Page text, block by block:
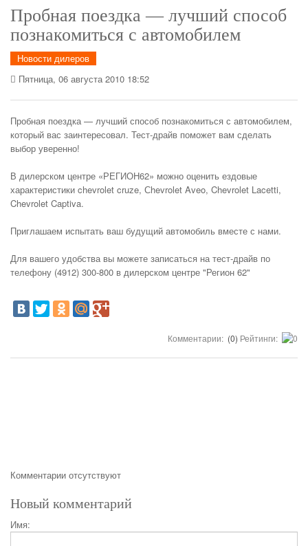
Пробная поездка — лучший способ
познакомиться с автомобилем
Новости дилеров
Пятница, 06 августа 2010 18:52
Пробная поездка — лучший способ познакомиться с автомобилем,
который вас заинтересовал. Тест-драйв поможет вам сделать
выбор уверенно!
В дилерском центре «РЕГИОН62» можно оценить ездовые
характеристики chevrolet cruze, Сhevrolet Aveo, Chevrolet Lacetti,
Chevrolet Captiva.
Приглашаем испытать ваш будущий автомобиль вместе с нами.
Для вашего удобства вы можете записаться на тест-драйв по
телефону (4912) 300-800 в дилерском центре "Регион 62"
Комментарии: (0) Рейтинги:
Комментарии отсутствуют
Новый комментарий
Имя: